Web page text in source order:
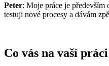
Peter: Moje práce je především
testuji nové procesy a dávám
Co vás na vaší